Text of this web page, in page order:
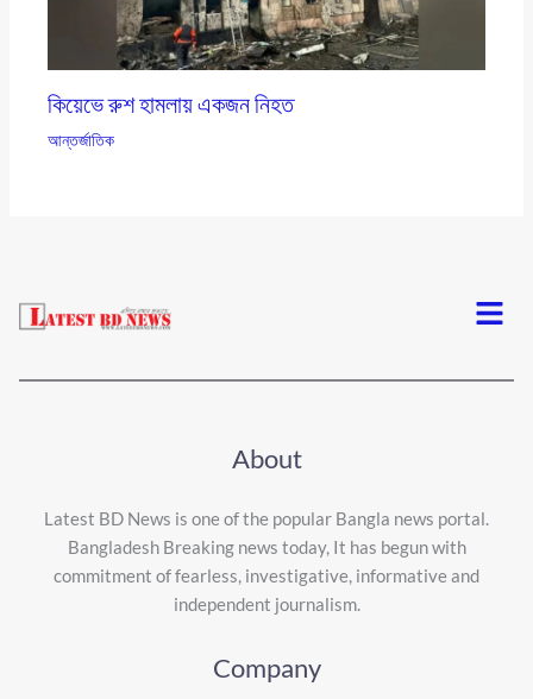
কিয়েভে রুশ হামলায় একজন নিহত
আন্তর্জাতিক
Menu
About
Latest BD News is one of the popular Bangla news portal.
Bangladesh Breaking news today, It has begun with
commitment of fearless, investigative, informative and
independent journalism.
Company